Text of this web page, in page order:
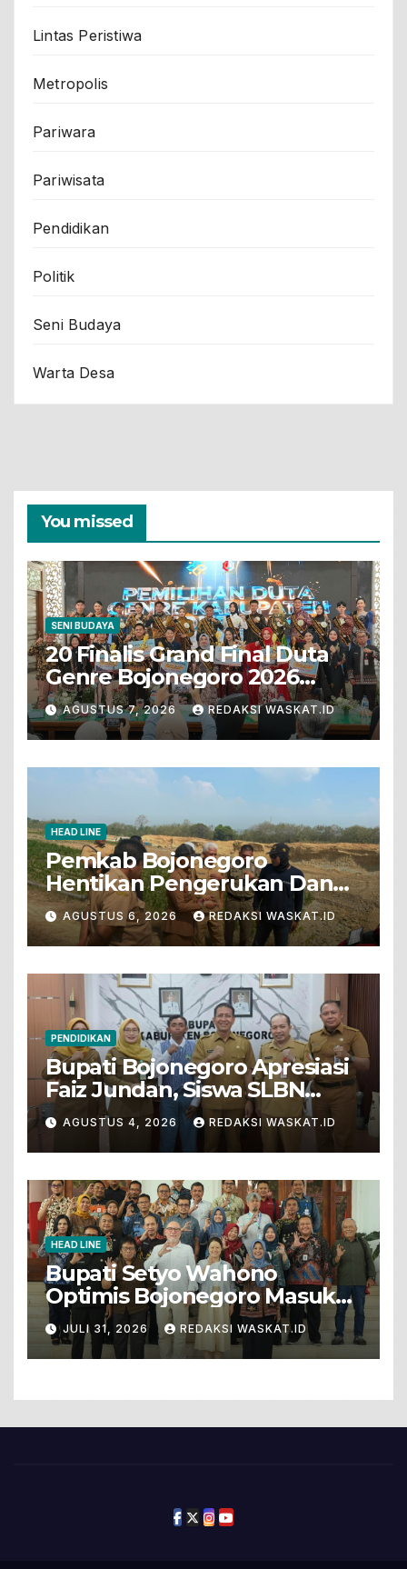
Lintas Peristiwa
Metropolis
Pariwara
Pariwisata
Pendidikan
Politik
Seni Budaya
Warta Desa
You missed
SENI BUDAYA
20 Finalis Grand Final Duta
Genre Bojonegoro 2026
Tunjukkan Bakat Terbaik
AGUSTUS 7, 2026 REDAKSI WASKAT.ID
HEAD LINE
Pemkab Bojonegoro
Hentikan Pengerukan Dan
Penjualan Tanah Dari Lahan
Pertanian
AGUSTUS 6, 2026 REDAKSI WASKAT.ID
PENDIDIKAN
Bupati Bojonegoro Apresiasi
Faiz Jundan, Siswa SLBN
Gunungsari Baureno Masuk
LKS Diksus Tingkat Nasional
AGUSTUS 4, 2026 REDAKSI WASKAT.ID
HEAD LINE
Bupati Setyo Wahono
Optimis Bojonegoro Masuk
Unesco Global Geopark
JULI 31, 2026 REDAKSI WASKAT.ID